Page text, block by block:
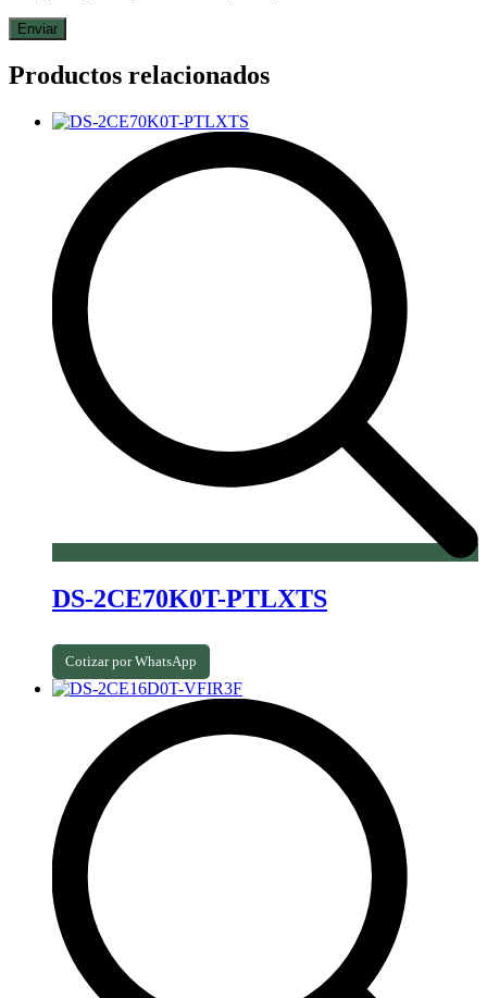
Productos relacionados
DS-2CE70K0T-PTLXTS
Cotizar por WhatsApp